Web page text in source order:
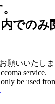
でのみ
願いいたしま
service.
be used